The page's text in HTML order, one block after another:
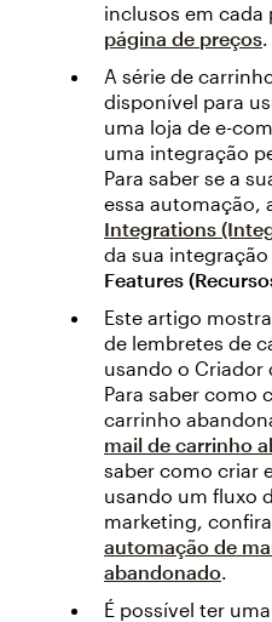
inclusos em cada
página de preços.
A série de
disponível para
uma loja de e-
uma integração
Para saber se a
essa automação,
Integrations
da sua
Features
Este artigo
de lembretes de
usando o Criador
Para saber como
carrinho
mail de carrinho
saber como criar
usando um fluxo
marketing, confira
automação de
abandonado.
É possível ter